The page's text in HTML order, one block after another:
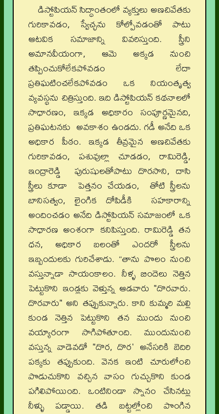
డిస్టోపియన్ సిద్ధాంతంలో వ్యక్తులు అణచివేతకు
గురికావడం, స్వేచ్ఛను కోల్పోవడంతో పాటు
ఆటవిక సమాజాన్ని వివరిస్తుంది. స్త్రీని
అమానవీయంగా, ఆమె అక్కడ నుంచి
తప్పించుకోలేకపోవడం లేదా
ప్రతిఘటించలేకపోవడం ఒక నియంతృత్వ
వ్యవస్థను చిత్రిస్తుంది. ఇది డిస్టోపియన్ కథనాలలో
సాధారణం, ఇక్కడ అధికారం సంపూర్ణమైనది,
ప్రతిఘటనకు అవకాశం ఉండదు. గడీ అనేది ఒక
అధికార పీఠం. ఇక్కడ తీవ్రమైన అణచివేతకు
గురికావడం, పశువుల్లా చూడడం, రామిరెడ్డి,
ఇంద్రారెడ్డి పురుషులతోపాటు దొరసాని, దాసి
స్త్రీలు కూడా పెత్తనం చేయడం, తోటి స్త్రీలను
బానిసత్వం, లైంగిక దోపిడీకి సహకారాన్ని
అందించడం అనేది డిస్టోపియన్ సమాజంలో ఒక
సాధారణ అంశంగా కనిపిస్తుంది. రామిరెడ్డి తన
ధన, అధికార బలంతో ఎందరో స్త్రీలను
ఇబ్బందులకు గురిచేశాడు. “తాను పొలం నుంచి
వస్తున్నాడా సాయంకాలం. నీళ్ళ బిందెలు నెత్తిన
పెట్టుకొని ఇండ్లకు వెళ్తున్న ఆడవారు "దొరవారు.
దొరవారు" అని తప్పుకున్నారు. కాని కుమ్మరి మల్లి
కుండ నెత్తిన పెట్టుకొని తన ముందు నుంచి
వయ్యారంగా సాగిపోతూంది. ముందునుంచి
వస్తున్న వాడెవడో "దొర, దొర' అనేసరికి బెదిరి
పక్కకు తప్పుకుంది. వెనక ఇంటి చూరులోంచి
పొడుచుకొని వచ్చిన వాసం గుచ్చుకొని కుండ
పగిలిపోయింది. ఒంటినిండా స్నానం చేసినట్లు
నీళ్ళు పడ్డాయి. తడి బట్టల్లోంచి పొంగిన